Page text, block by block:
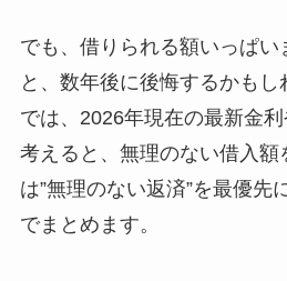
でも、借りられる額いっぱい
と、数年後に後悔するかも
では、2026年現在の最新金
考えると、無理のない借入額
は”無理のない返済”を最優先
でまとめます。